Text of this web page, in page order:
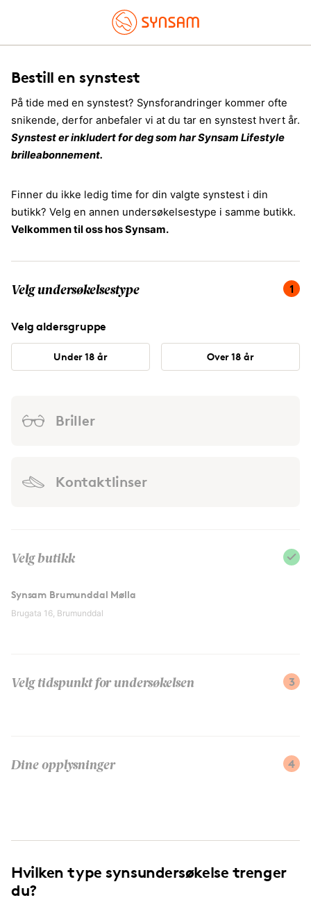
Bestill en synstest
På tide med en synstest? Synsforandringer kommer ofte
snikende, derfor anbefaler vi at du tar en synstest hvert år.
Synstest er inkludert for deg som har Synsam Lifestyle
brilleabonnement.
Finner du ikke ledig time for din valgte synstest i din
butikk? Velg en annen undersøkelsestype i samme butikk.
Velkommen til oss hos Synsam.
1
Velg undersøkelsestype
Velg aldersgruppe
Under 18 år Over 18 år
Briller
Kontaktlinser
Velg butikk
Synsam Brumunddal Mølla
Brugata 16, Brumunddal
3
Velg tidspunkt for undersøkelsen
4
Dine opplysninger
Hvilken type synsundersøkelse trenger
du?